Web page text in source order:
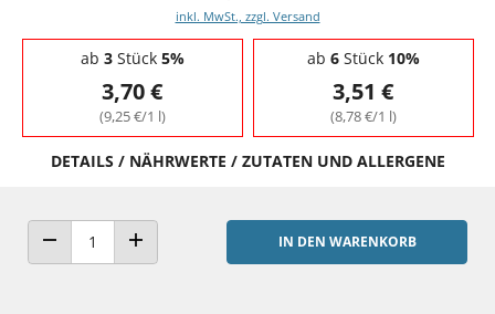
inkl. MwSt., zzgl. Versand
Staffelpreise - Mengenrabatt
ab 3Stück 5%
3,70 €
(9,25 €/1 l)
ab 6Stück 10%
3,51 €
(8,78 €/1 l)
DETAILS / NÄHRWERTE / ZUTATEN UND ALLERGENE
ANZAHL VERRINGERNANZAHL ERHÖHEN
IN DEN WARENKORB